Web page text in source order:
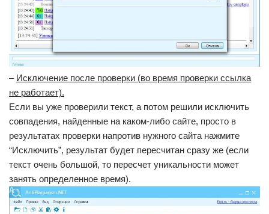
– Исключение после проверки (во время проверки ссылка
не работает).
Если вы уже проверили текст, а потом решили исключить
совпадения, найденные на каком-либо сайте, просто в
результатах проверки напротив нужного сайта нажмите
“Исключить”, результат будет пересчитан сразу же (если
текст очень большой, то пересчет уникальности может
занять определенное время).